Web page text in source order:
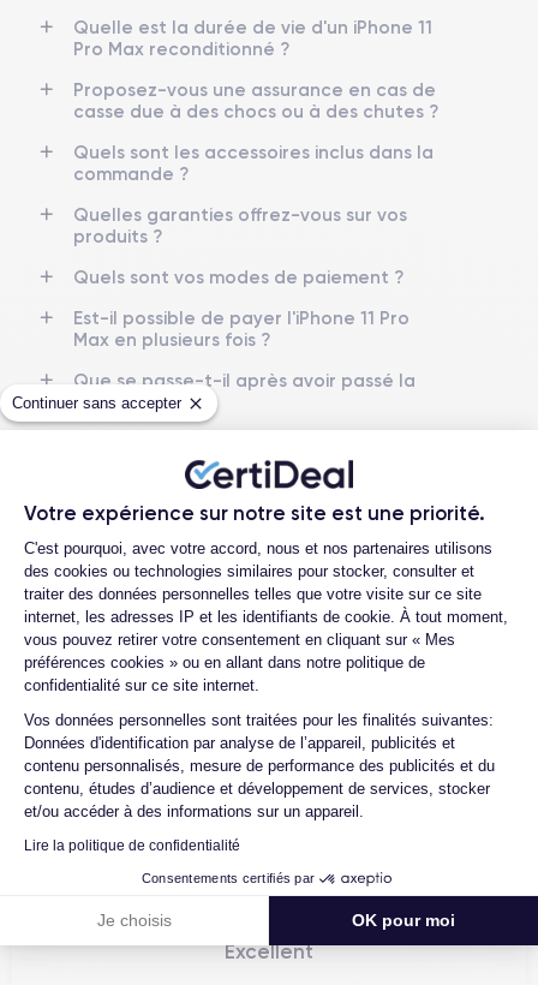
Continuer sans accepter
Votre expérience sur notre site est une priorité.
Plateforme de Gestion du
C'est pourquoi, avec votre accord, nous et nos partenaires utilisons
des cookies ou technologies similaires pour stocker, consulter et
traiter des données personnelles telles que votre visite sur ce site
internet, les adresses IP et les identifiants de cookie. À tout moment,
vous pouvez retirer votre consentement en cliquant sur « Mes
préférences cookies » ou en allant dans notre politique de
confidentialité sur ce site internet.
Vos données personnelles sont traitées pour les finalités suivantes:
Données d'identification par analyse de l’appareil, publicités et
contenu personnalisés, mesure de performance des publicités et du
contenu, études d’audience et développement de services, stocker
et/ou accéder à des informations sur un appareil.
Lire la politique de confidentialité
Consentements certifiés par
Je choisis OK pour moi
Axeptio consent
Dimensions
158×77.8×8.1 mm
Poids
226 g
Écran
OLED 6.5 pouces
Résolution écran
2688 x 1242 pixels
Nom de la puce
Puce A13 Bionic
Nom GPU
GPU 4 cœurs
Fréq. processeur
Caméra
12 Mpx
Recharge rapide
Batterie
3969 mAh
Type de SIM
Nano-SIM + eSIM
Réseau mobile
LTE/4G
Débloqué
Oui, tous opérateurs
Pour découvrir en détail toutes les caractéristiques de ce
smartphone, consulter la fiche technique de l'iPhone 11 Pro Max.
Quelle est la durée de vie d'un iPhone 11
Pro Max reconditionné ?
Proposez-vous une assurance en cas de
casse due à des chocs ou à des chutes ?
Quels sont les accessoires inclus dans la
commande ?
Quelles garanties offrez-vous sur vos
produits ?
Quels sont vos modes de paiement ?
Est-il possible de payer l'iPhone 11 Pro
Max en plusieurs fois ?
Que se passe-t-il après avoir passé la
commande ?
l'expédition ?
Quels sont les délais de livraison ?
Que se passe-t-il si je change d'avis
après avoir acheté/reçu le produit ?
Comment demander un retour ?
Comment contacter le service client ?
Avec4.6/5
Certideal est en tête des sites de
reconditionnement.
4.6/5
Excellent